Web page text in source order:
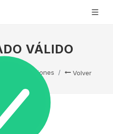
VÁLIDO
Capacitaciones Volver